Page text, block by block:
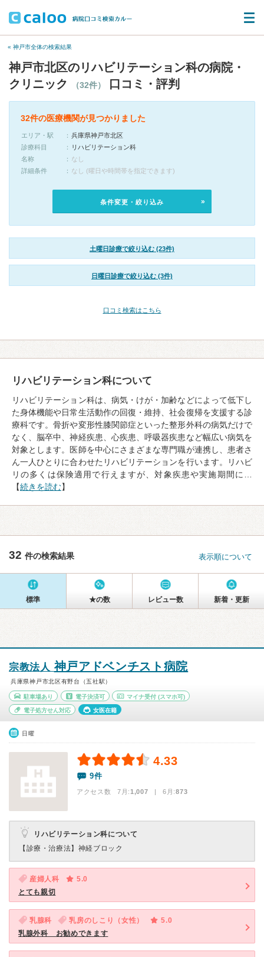
« 神戸市全体の検索結果
神戸市北区のリハビリテーション科の病院・
クリニック
（32件） 口コミ・評判
32件の医療機関が見つかりました
エリア・駅
兵庫県神戸市北区
診療科目
リハビリテーション科
名称
なし
詳細条件
なし (曜日や時間帯を指定できます)
条件変更・絞り込み
土曜日診療で絞り込む (23件)
日曜日診療で絞り込む (3件)
口コミ検索はこちら
リハビリテーション科について
リハビリテーション科は、病気・けが・加齢などによって低下し
た身体機能や日常生活動作の回復・維持、社会復帰を支援する診
療科です。骨折や変形性膝関節症といった整形外科の病気だけで
なく、脳卒中、神経疾患、心疾患、呼吸器疾患など幅広い病気を
対象とします。医師を中心にさまざまな専門職が連携し、患者さ
ん一人ひとりに合わせたリハビリテーションを行います。リハビ
リの多くは保険適用で行えますが、対象疾患や実施期間に…
【続きを読む】
32 件の検索結果 表示順について
標準 ★の数 レビュー数 新着・更新
宗教法人神戸アドベンチスト病院
兵庫県神戸市北区有野台（五社駅）
駐車場あり 電子決済可 マイナ受付 (スマホ可)
電子処方せん対応 女医在籍
日曜
4.33
9件
アクセス数 7月:1,007 | 6月:873
リハビリテーション科について
【診療・治療法】 神経ブロック
産婦人科
5.0
とても親切
乳腺科 乳房のしこり（女性）
5.0
乳腺外科 お勧めできます